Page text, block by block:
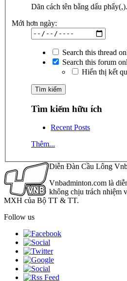
Dãn cách tên bằng dấu phẩy(,).
Mới hơn ngày:
Search this thread
Search this forum
Hiển thị kết
Tìm kiếm hữu ích
Recent Posts
Thêm...
Diễn Đàn Cầu Lông
Vnbadminton.com là
không chịu trách nhiệm
MXH của Bộ TT & TT.
Follow us